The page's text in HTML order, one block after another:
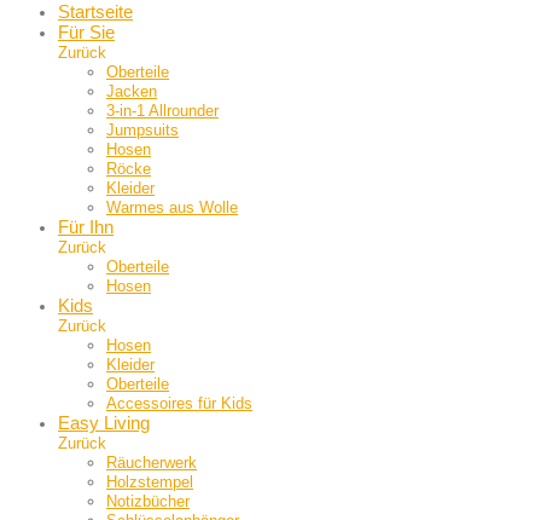
Startseite
Für Sie
Zurück
Oberteile
Jacken
3-in-1 Allrounder
Jumpsuits
Hosen
Röcke
Kleider
Warmes aus Wolle
Für Ihn
Zurück
Oberteile
Hosen
Kids
Zurück
Hosen
Kleider
Oberteile
Accessoires für Kids
Easy Living
Zurück
Räucherwerk
Holzstempel
Notizbücher